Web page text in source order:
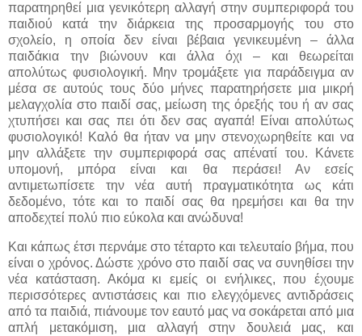
παρατηρηθεί μια γενικότερη αλλαγή στην συμπεριφορά του
παιδιού κατά την διάρκεια της προσαρμογής του στο
σχολείο, η οποία δεν είναι βέβαια γενικευμένη – άλλα
παιδάκια την βιώνουν και άλλα όχι – και θεωρείται
απολύτως φυσιολογική. Μην τρομάξετε για παράδειγμα αν
μέσα σε αυτούς τους δύο μήνες παρατηρήσετε μια μικρή
μελαγχολία στο παιδί σας, μείωση της όρεξής του ή αν σας
χτυπήσει και σας πει ότι δεν σας αγαπά! Είναι απολύτως
φυσιολογικό! Καλό θα ήταν να μην στενοχωρηθείτε και να
μην αλλάξετε την συμπεριφορά σας απένατί του. Κάνετε
υπομονή, μπόρα είναι και θα περάσει! Αν εσείς
αντιμετωπίσετε την νέα αυτή πραγματικότητα ως κάτι
δεδομένο, τότε και το παιδί σας θα ηρεμήσει και θα την
αποδεχτεί πολύ πιο εύκολα και ανώδυνα!
Και κάπως έτσι περνάμε στο τέταρτο και τελευταίο βήμα, που
είναι ο χρόνος. Δώστε χρόνο στο παιδί σας να συνηθίσει την
νέα κατάσταση. Ακόμα κι εμείς οι ενήλικες, που έχουμε
περισσότερες αντιστάσεις και πιο ελεγχόμενες αντιδράσεις
από τα παιδιά, πιάνουμε τον εαυτό μας να σοκάρεται από μια
απλή μετακόμιση, μια αλλαγή στην δουλειά μας, και